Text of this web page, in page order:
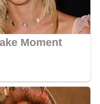
Ingatkan
Jelang HUT
2026 — Dalam
Tahun
yang ke-81,
Aiptu
kegiatan
kepada